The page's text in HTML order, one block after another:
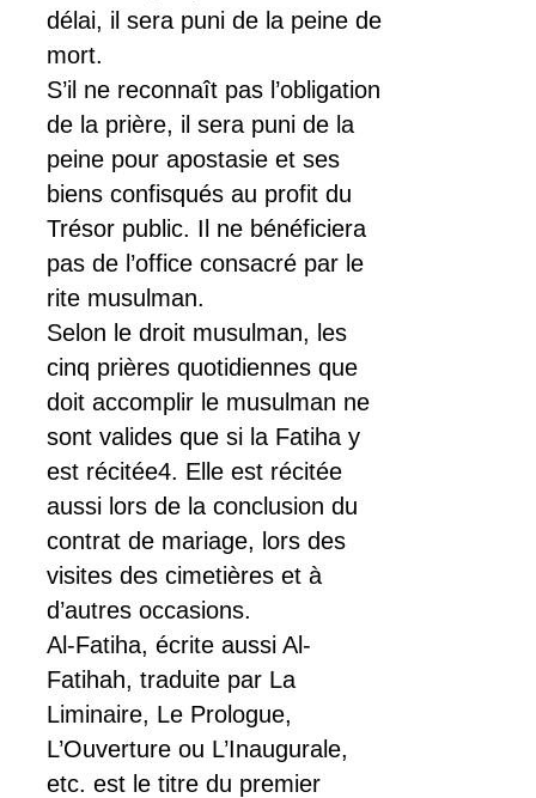
délai, il sera puni de la peine de
mort.
S’il ne reconnaît pas l’obligation
de la prière, il sera puni de la
peine pour apostasie et ses
biens confisqués au profit du
Trésor public. Il ne bénéficiera
pas de l’office consacré par le
rite musulman.
Selon le droit musulman, les
cinq prières quotidiennes que
doit accomplir le musulman ne
sont valides que si la Fatiha y
est récitée4. Elle est récitée
aussi lors de la conclusion du
contrat de mariage, lors des
visites des cimetières et à
d’autres occasions.
Al-Fatiha, écrite aussi Al-
Fatihah, traduite par La
Liminaire, Le Prologue,
L’Ouverture ou L’Inaugurale,
etc. est le titre du premier